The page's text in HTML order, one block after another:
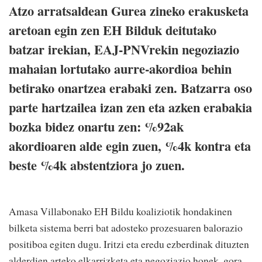
Atzo arratsaldean Gurea zineko erakusketa
aretoan egin zen EH Bilduk deitutako
batzar irekian, EAJ-PNVrekin negoziazio
mahaian lortutako aurre-akordioa behin
betirako onartzea erabaki zen. Batzarra oso
parte hartzailea izan zen eta azken erabakia
bozka bidez onartu zen: %92ak
akordioaren alde egin zuen, %4k kontra eta
beste %4k abstentziora jo zuen.
Amasa Villabonako EH Bildu koaliziotik hondakinen
bilketa sistema berri bat adosteko prozesuaren balorazio
positiboa egiten dugu. Iritzi eta eredu ezberdinak dituzten